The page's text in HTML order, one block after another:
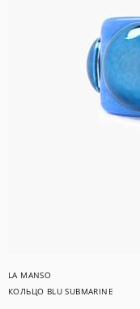
LA MANSO
КОЛЬЦО BLU SUBMARINE